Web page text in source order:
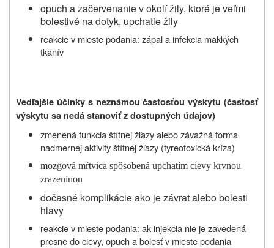
opuch a začervenanie v okolí žily, ktoré je veľmi
bolestivé na dotyk, upchatie žily
reakcie v mieste podania: zápal a infekcia mäkkých
tkanív
Vedľajšie účinky s neznámou častosťou výskytu (častosť
výskytu sa nedá stanoviť z dostupných údajov)
zmenená funkcia štítnej žľazy alebo závažná forma
nadmernej aktivity štítnej žľazy (tyreotoxická kríza)
mozgová mŕtvica spôsobená upchatím cievy krvnou
zrazeninou
dočasné komplikácie ako je závrat alebo bolesti
hlavy
reakcie v mieste podania: ak injekcia nie je zavedená
presne do cievy, opuch a bolesť v mieste podania